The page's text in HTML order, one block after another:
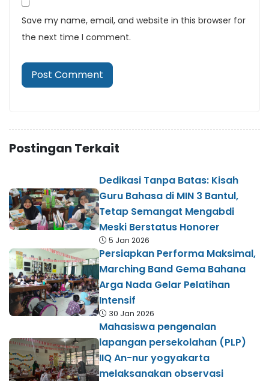
Save my name, email, and website in this browser for
the next time I comment.
Postingan Terkait
Dedikasi Tanpa Batas: Kisah
Guru Bahasa di MIN 3 Bantul,
Tetap Semangat Mengabdi
Meski Berstatus Honorer
5 Jan 2026
Persiapkan Performa Maksimal,
Marching Band Gema Bahana
Arga Nada Gelar Pelatihan
Intensif
30 Jan 2026
Mahasiswa pengenalan
lapangan persekolahan (PLP)
IIQ An-nur yogyakarta
melaksanakan observasi